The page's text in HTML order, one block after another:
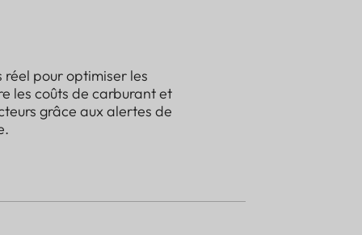
réel pour optimiser les
les coûts de carburant et
grâce aux alertes de